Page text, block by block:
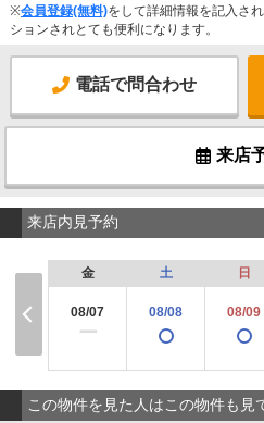
※会員登録(無料)をして詳細情報を記入さ
ションされとても便利になります。
電話で問合わせ
来店
来店内見予約
金
08/07
ー
土
08/08
日
08/09
この物件を見た人はこの物件も見